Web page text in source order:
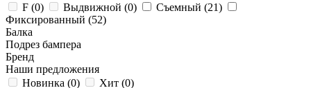
F (0) Выдвижной (0) Съемный (21)
Фиксированный (52)
Балка
Подрез бампера
Бренд
Наши предложения
Новинка (0) Хит (0)